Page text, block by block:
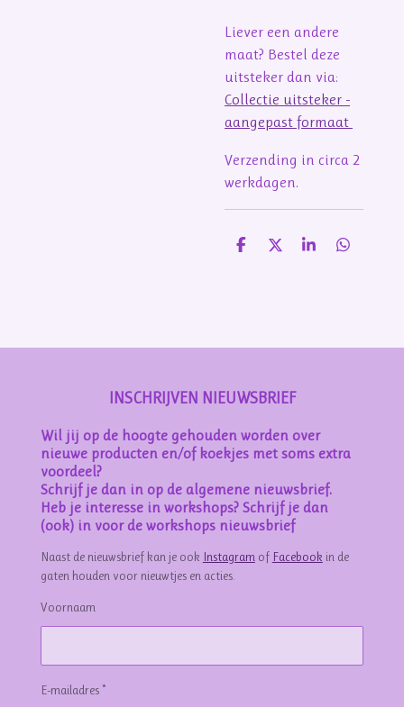
Liever een andere
maat? Bestel deze
uitsteker dan via:
Collectie uitsteker -
aangepast formaat
Verzending in circa 2
werkdagen.
D
D
S
D
INSCHRIJVEN NIEUWSBRIEF
Wil jij op de hoogte gehouden worden over
nieuwe producten en/of koekjes met soms extra
voordeel?
Schrijf je dan in op de algemene nieuwsbrief.
Heb je interesse in workshops? Schrijf je dan
(ook) in voor de workshops nieuwsbrief
Naast de nieuwsbrief kan je ook Instagram of Facebook in de
gaten houden voor nieuwtjes en acties.
Voornaam
E-mailadres *